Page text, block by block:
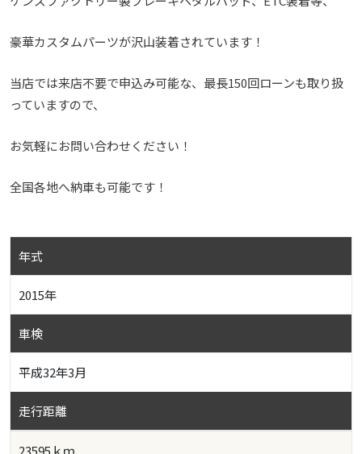
豪華カスタムパーツが沢山装着されています！
当店では来店不要で申込み可能な、最長150回ローンも取り扱
っていますので、
お気軽にお問い合わせください！
全国各地へ納車も可能です！
年式
2015年
車検
平成32年3月
走行距離
23595ｋｍ